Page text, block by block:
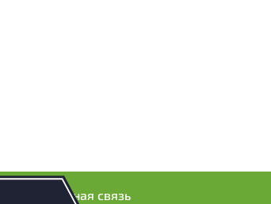
Обратная связь